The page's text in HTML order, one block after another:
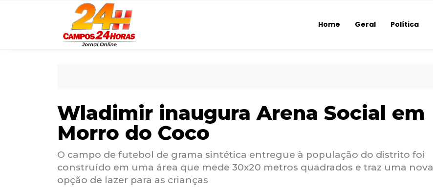
Home Geral Política
Wladimir inaugura Arena Social em
Morro do Coco
O campo de futebol de grama sintética entregue à população do distrito foi
construído em uma área que mede 30x20 metros quadrados e traz uma nova
opção de lazer para as crianças